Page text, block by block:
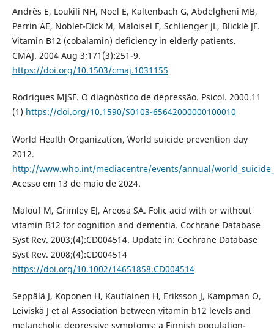
Andrès E, Loukili NH, Noel E, Kaltenbach G, Abdelgheni MB,
Perrin AE, Noblet-Dick M, Maloisel F, Schlienger JL, Blicklé JF.
Vitamin B12 (cobalamin) deficiency in elderly patients.
CMAJ. 2004 Aug 3;171(3):251-9.
https://doi.org/10.1503/cmaj.1031155
Rodrigues MJSF. O diagnóstico de depressão. Psicol. 2000.11
(1) https://doi.org/10.1590/S0103-65642000000100010
World Health Organization, World suicide prevention day
2012.
http://www.who.int/mediacentre/events/annual/
Acesso em 13 de maio de 2024.
Malouf M, Grimley EJ, Areosa SA. Folic acid with or without
vitamin B12 for cognition and dementia. Cochrane Database
Syst Rev. 2003;(4):CD004514. Update in: Cochrane Database
Syst Rev. 2008;(4):CD004514
https://doi.org/10.1002/14651858.CD004514
Seppälä J, Koponen H, Kautiainen H, Eriksson J, Kampman O,
Leiviskä J et al Association between vitamin b12 levels and
melancholic depressive symptoms: a Finnish population-